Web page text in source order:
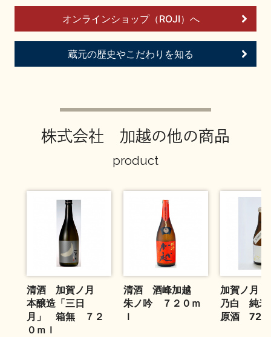
オンラインショップ（ROJI）へ
蔵元の歴史やこだわりを知る
株式会社 加越の他の商品
product
清酒 加賀ノ月
本醸造「三日
月」 箱無 ７２
０ｍｌ
清酒 酒峰加越
朱ノ吟 ７２０ｍ
ｌ
加賀ノ月
乃白 純米
原酒 720